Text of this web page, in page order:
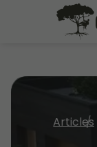
Articles